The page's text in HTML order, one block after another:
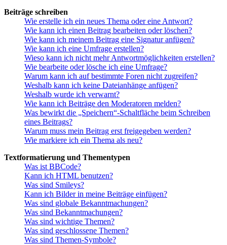
Beiträge schreiben
Wie erstelle ich ein neues Thema oder eine Antwort?
Wie kann ich einen Beitrag bearbeiten oder löschen?
Wie kann ich meinem Beitrag eine Signatur anfügen?
Wie kann ich eine Umfrage erstellen?
Wieso kann ich nicht mehr Antwortmöglichkeiten erstellen?
Wie bearbeite oder lösche ich eine Umfrage?
Warum kann ich auf bestimmte Foren nicht zugreifen?
Weshalb kann ich keine Dateianhänge anfügen?
Weshalb wurde ich verwarnt?
Wie kann ich Beiträge den Moderatoren melden?
Was bewirkt die „Speichern“-Schaltfläche beim Schreiben
eines Beitrags?
Warum muss mein Beitrag erst freigegeben werden?
Wie markiere ich ein Thema als neu?
Textformatierung und Thementypen
Was ist BBCode?
Kann ich HTML benutzen?
Was sind Smileys?
Kann ich Bilder in meine Beiträge einfügen?
Was sind globale Bekanntmachungen?
Was sind Bekanntmachungen?
Was sind wichtige Themen?
Was sind geschlossene Themen?
Was sind Themen-Symbole?